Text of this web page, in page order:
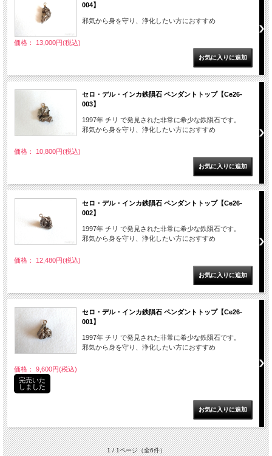
004】
邪気から身を守り、浄化したい方におすすめ
価格： 13,000円(税込)
セロ・デル・インカ鉄隕石 ペンダントトップ【Ce26-
003】
1997年 チリ で発見された非常に希少な鉄隕石です。
邪気から身を守り、浄化したい方におすすめ
価格： 10,800円(税込)
セロ・デル・インカ鉄隕石 ペンダントトップ【Ce26-
002】
1997年 チリ で発見された非常に希少な鉄隕石です。
邪気から身を守り、浄化したい方におすすめ
価格： 12,480円(税込)
セロ・デル・インカ鉄隕石 ペンダントトップ【Ce26-
001】
1997年 チリ で発見された非常に希少な鉄隕石です。
邪気から身を守り、浄化したい方におすすめ
価格： 9,600円(税込)
完売いた
しました
1 / 1ページ（全6件）